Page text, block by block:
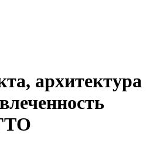
архитектура